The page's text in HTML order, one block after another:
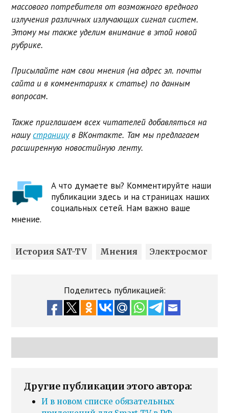
массового потребителя от возможного вредного
излучения различных излучающих сигнал систем.
Этому мы также уделим внимание в этой новой
рубрике.
Присылайте нам свои мнения (на адрес эл. почты
сайта и в комментариях к статье) по данным
вопросам.
Также приглашаем всех читателей добавляться на
нашустраницув ВКонтакте. Там мы предлагаем
расширенную новостийную ленту.
А что думаете вы? Комментируйте наши
публикации здесь и на страницах наших
социальных сетей. Нам важно ваше
мнение.
История SAT-TV Мнения Электросмог
Поделитесь публикацией:
Другие публикации этого автора:
И в новом списке обязательных